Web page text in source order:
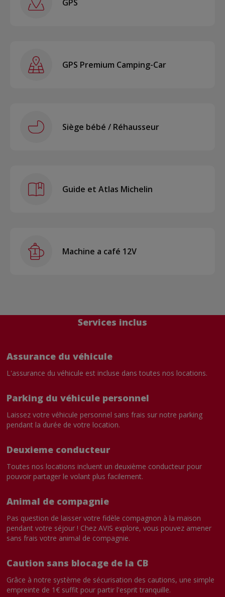
GPS
GPS Premium Camping-Car
Siège bébé / Réhausseur
Guide et Atlas Michelin
Machine a café 12V
Services inclus
Assurance du véhicule
L'assurance du véhicule est incluse dans toutes nos locations.
Parking du véhicule personnel
Laissez votre véhicule personnel sans frais sur notre parking
pendant la durée de votre location.
Deuxieme conducteur
Toutes nos locations incluent un deuxième conducteur pour
pouvoir partager le volant plus facilement.
Animal de compagnie
Pas question de laisser votre fidèle compagnon à la maison
pendant votre séjour ! Chez AVIS explore, vous pouvez amener
sans frais votre animal de compagnie.
Caution sans blocage de la CB
Grâce à notre système de sécurisation des cautions, une simple
empreinte de 1€ suffit pour partir l'esprit tranquille.